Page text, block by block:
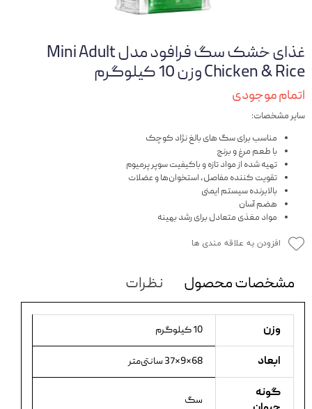
غذای خشک سگ فرافود مدل Mini Adult
Chicken & Rice وزن 10 کیلوگرم
اتمام موجودی
سایر مشخصات:
مناسب برای سگ های بالغ نژاد کوچک
با طعم مرغ و برنج
تهیه شده از مواد تازه و باکیفیت سوپر پرمیوم
تقویت کننده مفاصل، استخوان‌ها و عضلات
بالابرنده سیستم ایمنی
هضم آسان
مواد مغذی متعادل برای رشد بهینه
افزودن به علاقه مندی ها
مشخصات محصول نظرات
وزن 10 کیلوگرم
ابعاد 68×9×37 سانتی‌متر
گونه
سگ